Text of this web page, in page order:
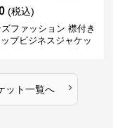
(税込)
ファッション 襟付き
プビジネスジャケッ
ット一覧へ ›